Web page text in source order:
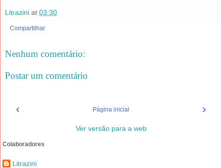
Litrazini at 03:30
Compartilhar
Nenhum comentário:
Postar um comentário
‹ ›
Página inicial
Ver versão para a web
Colaboradores
Litrazini